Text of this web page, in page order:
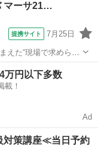
マーサ21…
提携サイト 7月25日
た“現場で求められ
が身につく「日商PC
ます。
万円以下多数
載！
Ad
対策講座≪当日予約